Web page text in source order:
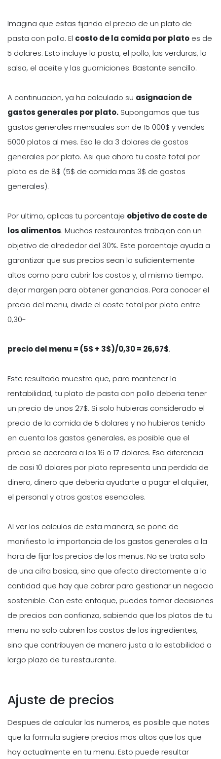
Imagina que estas fijando el precio de un plato de
pasta con pollo. El costo de la comida por plato es de
5 dolares. Esto incluye la pasta, el pollo, las verduras, la
salsa, el aceite y las guarniciones. Bastante sencillo.
A continuacion, ya ha calculado su asignacion de
gastos generales por plato. Supongamos que tus
gastos generales mensuales son de 15 000$ y vendes
5000 platos al mes. Eso le da 3 dolares de gastos
generales por plato. Asi que ahora tu coste total por
plato es de 8$ (5$ de comida mas 3$ de gastos
generales).
Por ultimo, aplicas tu porcentaje objetivo de coste de
los alimentos. Muchos restaurantes trabajan con un
objetivo de alrededor del 30%. Este porcentaje ayuda a
garantizar que sus precios sean lo suficientemente
altos como para cubrir los costos y, al mismo tiempo,
dejar margen para obtener ganancias. Para conocer el
precio del menu, divide el coste total por plato entre
0,30-
precio del menu = (5$ + 3$)/0,30 = 26,67$.
Este resultado muestra que, para mantener la
rentabilidad, tu plato de pasta con pollo deberia tener
un precio de unos 27$. Si solo hubieras considerado el
precio de la comida de 5 dolares y no hubieras tenido
en cuenta los gastos generales, es posible que el
precio se acercara a los 16 o 17 dolares. Esa diferencia
de casi 10 dolares por plato representa una perdida de
dinero, dinero que deberia ayudarte a pagar el alquiler,
el personal y otros gastos esenciales.
Al ver los calculos de esta manera, se pone de
manifiesto la importancia de los gastos generales a la
hora de fijar los precios de los menus. No se trata solo
de una cifra basica, sino que afecta directamente a la
cantidad que hay que cobrar para gestionar un negocio
sostenible. Con este enfoque, puedes tomar decisiones
de precios con confianza, sabiendo que los platos de tu
menu no solo cubren los costos de los ingredientes,
sino que contribuyen de manera justa a la estabilidad a
largo plazo de tu restaurante.
Ajuste de precios
Despues de calcular los numeros, es posible que notes
que la formula sugiere precios mas altos que los que
hay actualmente en tu menu. Esto puede resultar